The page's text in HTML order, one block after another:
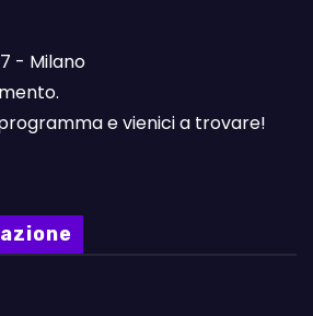
- Milano
e vienici a trovare!